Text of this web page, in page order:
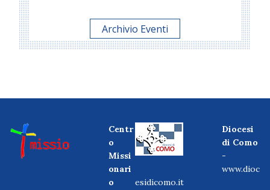
Archivio Eventi
Centr
o
Missi
onari
o
Diocesi
di Como
-
www.dioc
esidicomo.it